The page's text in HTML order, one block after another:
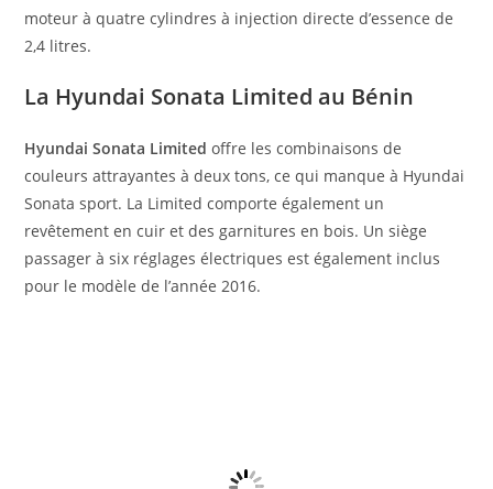
moteur à quatre cylindres à injection directe d’essence de
2,4 litres.
La Hyundai Sonata Limited au Bénin
Hyundai Sonata Limited offre les combinaisons de
couleurs attrayantes à deux tons, ce qui manque à Hyundai
Sonata sport. La Limited comporte également un
revêtement en cuir et des garnitures en bois. Un siège
passager à six réglages électriques est également inclus
pour le modèle de l’année 2016.